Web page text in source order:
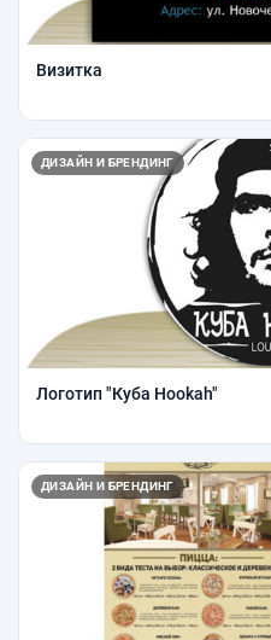
Визитка
ДИЗАЙН И БРЕНДИНГ
Логотип "Куба Hookah"
ДИЗАЙН И БРЕНДИНГ